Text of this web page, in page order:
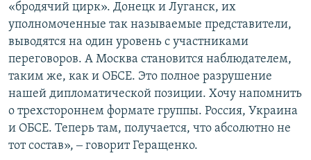
«бродячий цирк». Донецк и Луганск, их
уполномоченные так называемые представители,
выводятся на один уровень с участниками
переговоров. А Москва становится наблюдателем,
таким же, как и ОБСЕ. Это полное разрушение
нашей дипломатической позиции. Хочу напомнить
о трехстороннем формате группы. Россия, Украина
и ОБСЕ. Теперь там, получается, что абсолютно не
тот состав», ‒ говорит Геращенко.